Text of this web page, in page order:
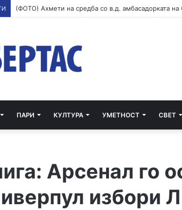
ПАРИ КУЛТУРА УМЕТНОСТ СВЕТ
Арсенал го
избори